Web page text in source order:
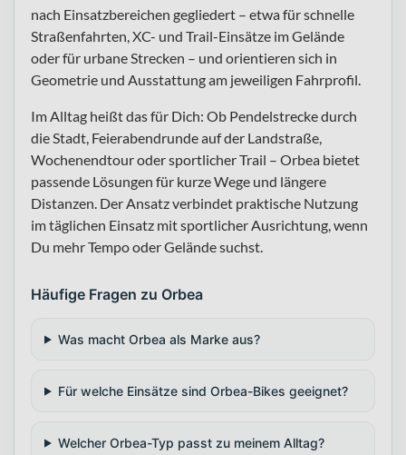
nach Einsatzbereichen gegliedert – etwa für schnelle
Straßenfahrten, XC- und Trail-Einsätze im Gelände
oder für urbane Strecken – und orientieren sich in
Geometrie und Ausstattung am jeweiligen Fahrprofil.
Im Alltag heißt das für Dich: Ob Pendelstrecke durch
die Stadt, Feierabendrunde auf der Landstraße,
Wochenendtour oder sportlicher Trail – Orbea bietet
passende Lösungen für kurze Wege und längere
Distanzen. Der Ansatz verbindet praktische Nutzung
im täglichen Einsatz mit sportlicher Ausrichtung, wenn
Du mehr Tempo oder Gelände suchst.
Häufige Fragen zu Orbea
Was macht Orbea als Marke aus?
Für welche Einsätze sind Orbea-Bikes geeignet?
Welcher Orbea-Typ passt zu meinem Alltag?